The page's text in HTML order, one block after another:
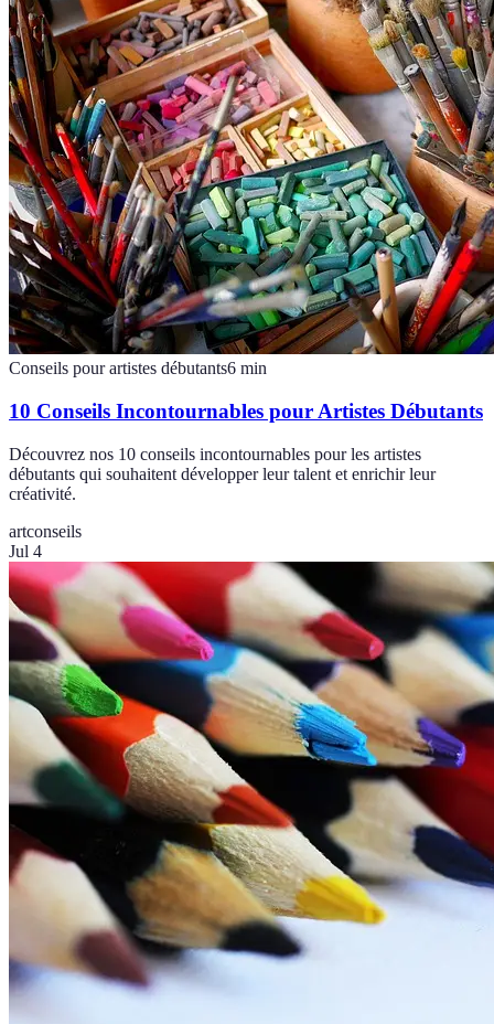
Conseils pour artistes débutants6 min
10 Conseils Incontournables pour Artistes Débutants
Découvrez nos 10 conseils incontournables pour les artistes
débutants qui souhaitent développer leur talent et enrichir leur
créativité.
artconseils
Jul 4